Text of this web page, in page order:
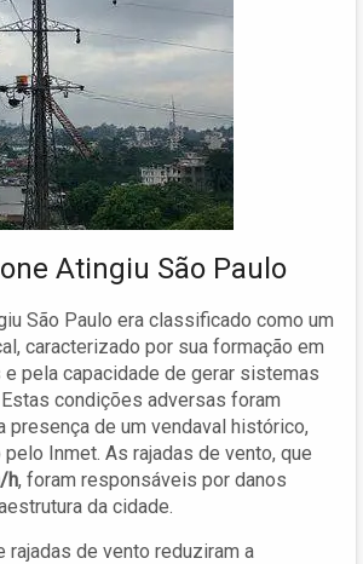
Atingiu São Paulo
São Paulo era classificado como um
caracterizado por sua formação em
pela capacidade de gerar sistemas
condições adversas foram
presença de um vendaval histórico,
Inmet. As rajadas de vento, que
h, foram responsáveis por danos
da cidade.
rajadas de vento reduziram a